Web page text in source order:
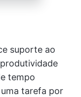
suporte ao
tempo
tarefa por